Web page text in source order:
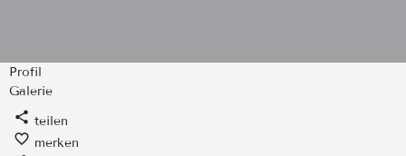
Profil
Galerie
teilen
merken